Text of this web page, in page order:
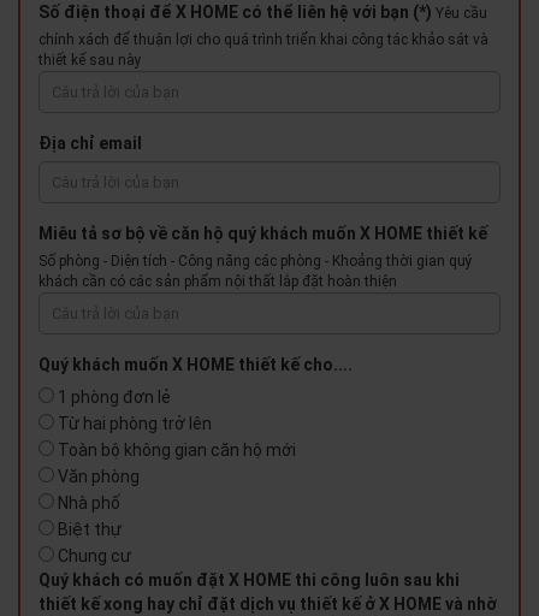
Số điện thoại để X HOME có thể liên hệ với bạn (*) Yêu cầu
chính xách để thuận lợi cho quá trình triển khai công tác khảo sát và
thiết kế sau này
Địa chỉ email
Miêu tả sơ bộ về căn hộ quý khách muốn X HOME thiết kế
Số phòng - Diện tích - Công năng các phòng - Khoảng thời gian quý
khách cần có các sản phẩm nội thất lắp đặt hoàn thiện
Quý khách muốn X HOME thiết kế cho....
1 phòng đơn lẻ
Từ hai phòng trở lên
Toàn bộ không gian căn hộ mới
Văn phòng
Nhà phố
Biệt thự
Chung cư
Quý khách có muốn đặt X HOME thi công luôn sau khi
thiết kế xong hay chỉ đặt dịch vụ thiết kế ở X HOME và nhờ